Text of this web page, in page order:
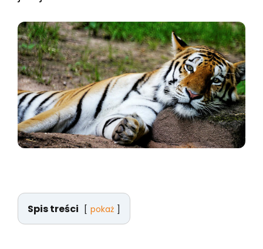
Spis treści pokaż